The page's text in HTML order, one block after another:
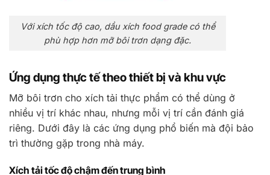
Với xích tốc độ cao, dầu xích food grade có thể
phù hợp hơn mỡ bôi trơn dạng đặc.
Ứng dụng thực tế theo thiết bị và khu vực
Mỡ bôi trơn cho xích tải thực phẩm có thể dùng ở
nhiều vị trí khác nhau, nhưng mỗi vị trí cần đánh giá
riêng. Dưới đây là các ứng dụng phổ biến mà đội bảo
trì thường gặp trong nhà máy.
Xích tải tốc độ chậm đến trung bình